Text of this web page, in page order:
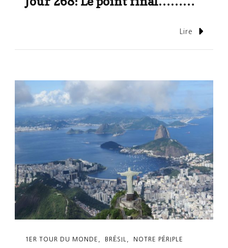
Lire
1ER TOUR DU MONDE BRÉSIL NOTRE PÉRIPLE